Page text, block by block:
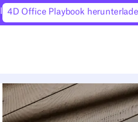
4D Office Playbook